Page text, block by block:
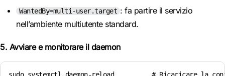
WantedBy=multi-user.target : fa partire il servizio
nell’ambiente multiutente standard.
5. Avviare e monitorare il daemon